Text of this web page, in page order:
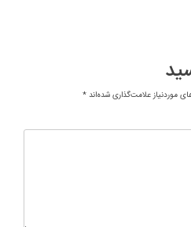
موردنیاز علامت‌گذاری شده‌اند*